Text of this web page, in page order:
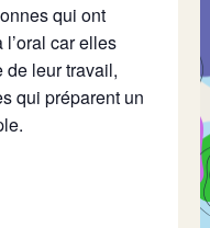
qui ont
car elles
de leur travail,
qui préparent un